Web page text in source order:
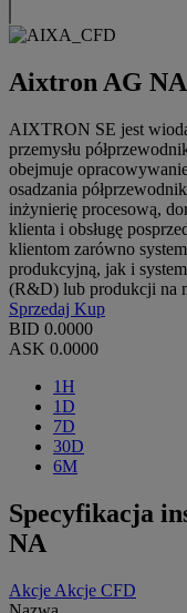
Aixtron AG NA
AIXTRON SE jest
przemysłu
obejmuje
osadzania
inżynierię procesową,
klienta i obsługę
klientom zarówno
produkcyjną, jak i
(R&D) lub produkcji na
Sprzedaj Kup
BID 0.0000
ASK 0.0000
1H
1D
7D
30D
6M
Specyfikacja
NA
Akcje Akcje CFD